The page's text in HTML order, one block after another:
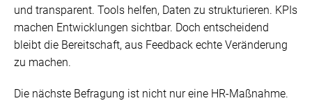
und transparent. Tools helfen, Daten zu strukturieren. KPIs
machen Entwicklungen sichtbar. Doch entscheidend
bleibt die Bereitschaft, aus Feedback echte Veränderung
zu machen.
Die nächste Befragung ist nicht nur eine HR-Maßnahme.